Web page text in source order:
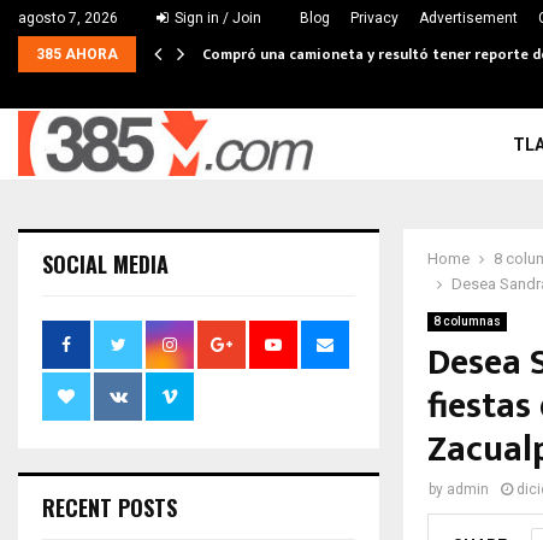
agosto 7, 2026 Sign in / Join Blog Privacy Advertisement
385 AHORA Compró una camioneta y resultó tener reporte
Home
8
Desea
8 columnas
Desea
fiestas
by admin
SOCIAL MEDIA
RECENT POSTS